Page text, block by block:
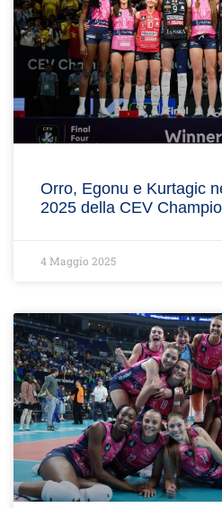
Orro, Egonu e Kurtagic
2025 della CEV
4 Maggio 2025